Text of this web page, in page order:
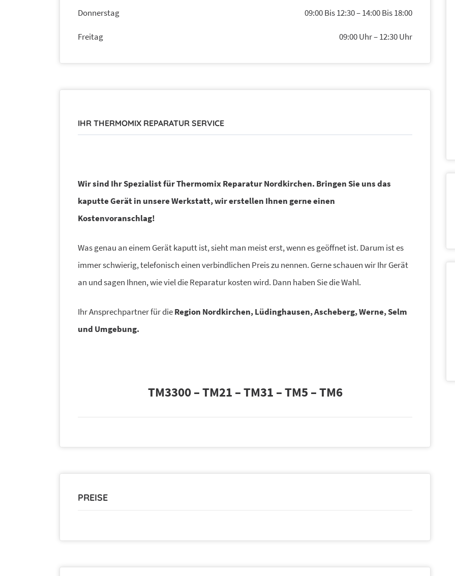
Donnerstag 09:00 Bis 12:30–14:00 Bis 18:00
Freitag 09:00 Uhr–12:30 Uhr
IHR THERMOMIX REPARATUR SERVICE
Wir sind Ihr Spezialist für Thermomix Reparatur Nordkirchen. Bringen Sie uns das
kaputte Gerät in unsere Werkstatt, wir erstellen Ihnen gerne einen
Kostenvoranschlag!
Was genau an einem Gerät kaputt ist, sieht man meist erst, wenn es geöffnet ist. Darum ist es
immer schwierig, telefonisch einen verbindlichen Preis zu nennen. Gerne schauen wir Ihr Gerät
an und sagen Ihnen, wie viel die Reparatur kosten wird. Dann haben Sie die Wahl.
Ihr Ansprechpartner für dieRegion Nordkirchen, Lüdinghausen, Ascheberg, Werne, Selm
und Umgebung.
TM3300 – TM21 – TM31 – TM5 – TM6
PREISE